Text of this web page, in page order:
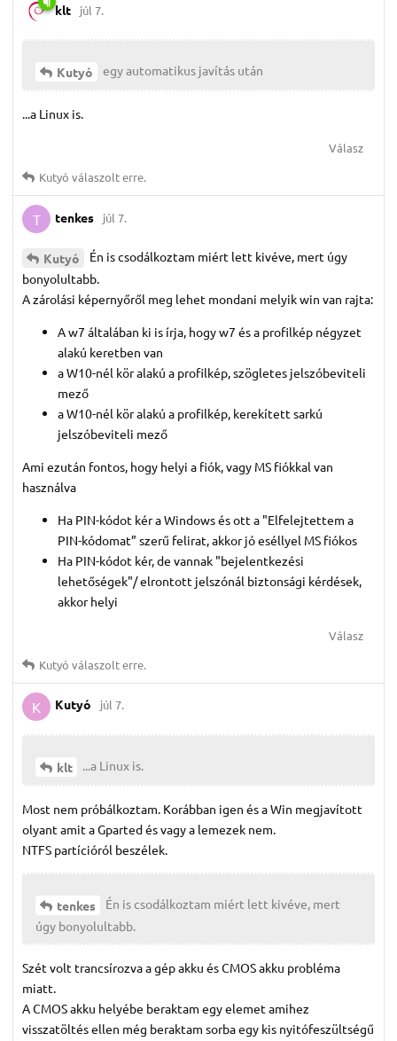
klt júl 7.
Kutyó egy automatikus javítás után
...a Linux is.
Válasz
Kutyó válaszolt erre.
T tenkes júl 7.
Kutyó
Én is csodálkoztam miért lett kivéve, mert úgy
bonyolultabb.
A zárolási képernyőről meg lehet mondani melyik win van rajta:
A w7 általában ki is írja, hogy w7 és a profilkép négyzet
alakú keretben van
a W10-nél kör alakú a profilkép, szögletes jelszóbeviteli
mező
a W10-nél kör alakú a profilkép, kerekített sarkú
jelszóbeviteli mező
Ami ezután fontos, hogy helyi a fiók, vagy MS fiókkal van
használva
Ha PIN-kódot kér a Windows és ott a "Elfelejtettem a
PIN-kódomat” szerű felirat, akkor jó eséllyel MS fiókos
Ha PIN-kódot kér, de vannak "bejelentkezési
lehetőségek"/ elrontott jelszónál biztonsági kérdések,
akkor helyi
Válasz
Kutyó válaszolt erre.
K Kutyó júl 7.
klt ...a Linux is.
Most nem próbálkoztam. Korábban igen és a Win megjavított
olyant amit a Gparted és vagy a lemezek nem.
NTFS partícióról beszélek.
tenkes
Én is csodálkoztam miért lett kivéve, mert
úgy bonyolultabb.
Szét volt trancsírozva a gép akku és CMOS akku probléma
miatt.
A CMOS akku helyébe beraktam egy elemet amihez
visszatöltés ellen még beraktam sorba egy kis nyitófeszültségű